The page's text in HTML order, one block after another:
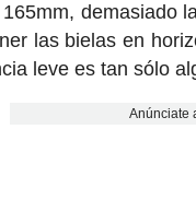
demasiado
las bielas en
leve es tan sólo
Anúnciate